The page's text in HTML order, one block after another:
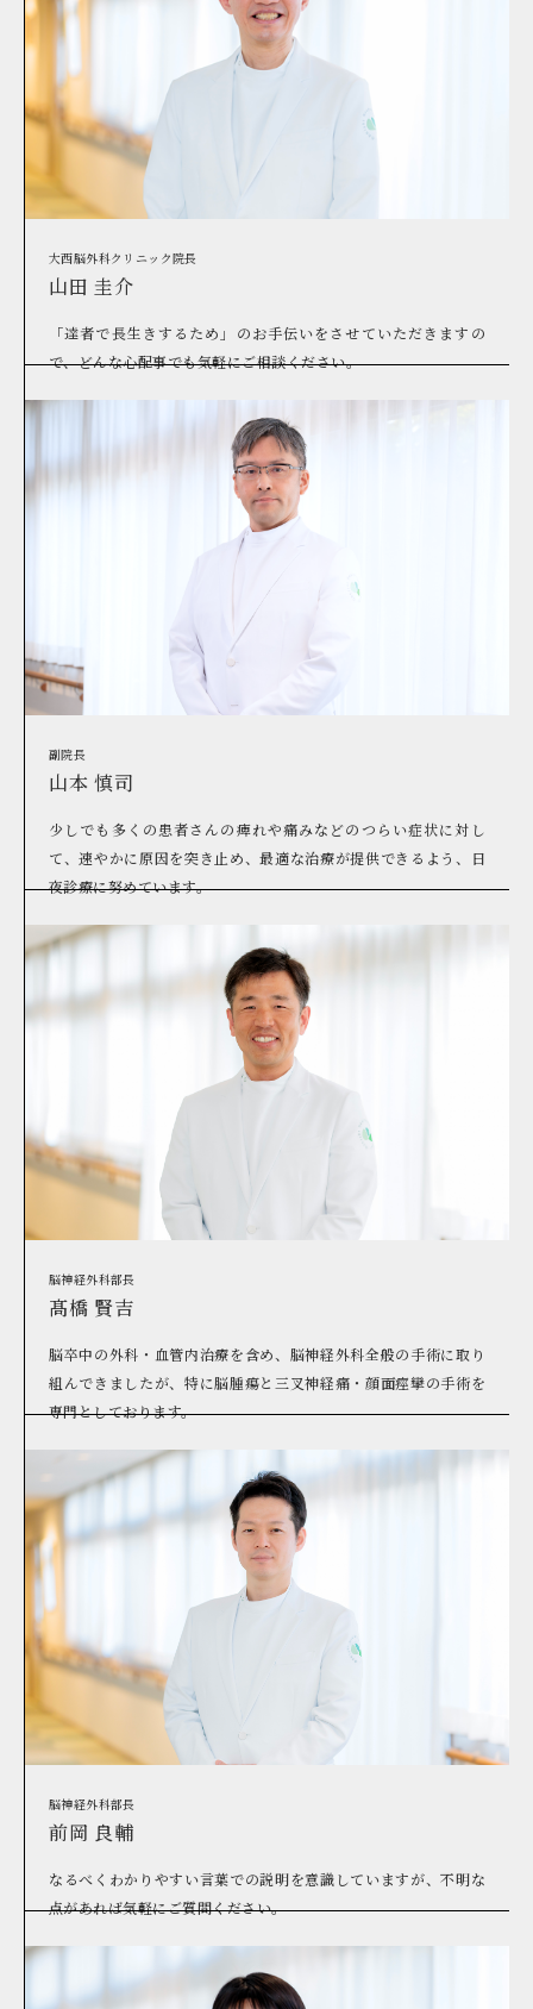
大西脳外科クリニック院長
山田 圭介
「達者で長生きするため」のお手伝いをさせていただきますの
で、どんな心配事でも気軽にご相談ください。
副院長
山本 慎司
少しでも多くの患者さんの痺れや痛みなどのつらい症状に対し
て、速やかに原因を突き止め、最適な治療が提供できるよう、日
夜診療に努めています。
脳神経外科部長
髙橋 賢吉
脳卒中の外科・血管内治療を含め、脳神経外科全般の手術に取り
組んできましたが、特に脳腫瘍と三叉神経痛・顔面痙攣の手術を
専門としております。
脳神経外科部長
前岡 良輔
なるべくわかりやすい言葉での説明を意識していますが、不明な
点があれば気軽にご質問ください。